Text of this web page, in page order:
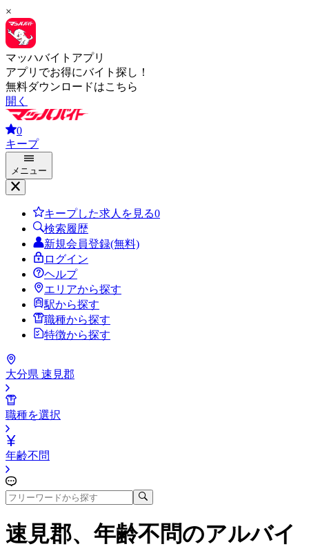
×
マッハバイトアプリ
アプリでお得にバイト探し！
無料ダウンロードはこちら
開く
0
キープ
メニュー
キープした求人を見る0
検索履歴
新規会員登録(無料)
ログイン
ヘルプ
エリアから探す
駅から探す
職種から探す
特徴から探す
大分県 速見郡
職種を選択
年齢不問
速見郡、年齢不問のアルバイ